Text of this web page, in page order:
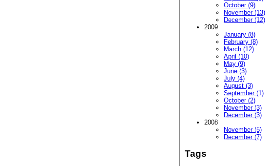
October (9)
November (13)
December (12)
2009
January (8)
February (8)
March (12)
April (10)
May (9)
June (3)
July (4)
August (3)
September (1)
October (2)
November (3)
December (3)
2008
November (5)
December (7)
Tags